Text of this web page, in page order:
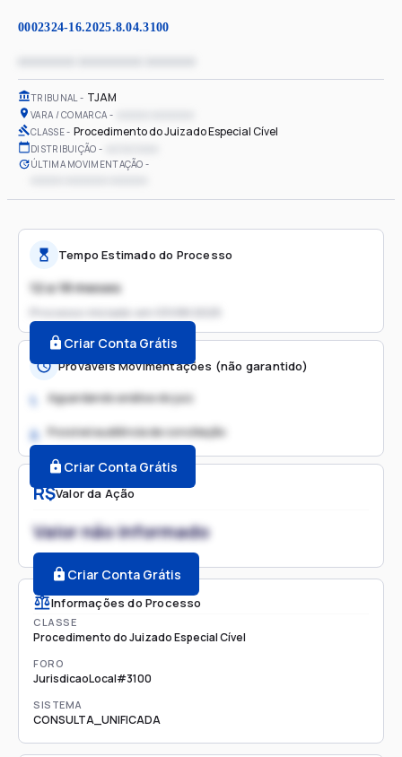
0002324-16.2025.8.04.3100
TRIBUNAL TJAM
VARA / COMARCA
CLASSE Procedimento do Juizado Especial Cível
DISTRIBUIÇÃO
ÚLTIMA MOVIMENTAÇÃO
R$Valor da Ação
Valor não informado
Criar Conta Grátis
Informações do Processo
CLASSE
Procedimento do Juizado Especial Cível
FORO
JurisdicaoLocal#3100
SISTEMA
CONSULTA_UNIFICADA
Tempo Estimado do Processo
12 a 18 meses
Processo iniciado em
Criar Conta Grátis
Prováveis Movimentações (não garantido)
1. Aguardando análise do juiz
2. Possível audiência de conciliação
Criar Conta Grátis